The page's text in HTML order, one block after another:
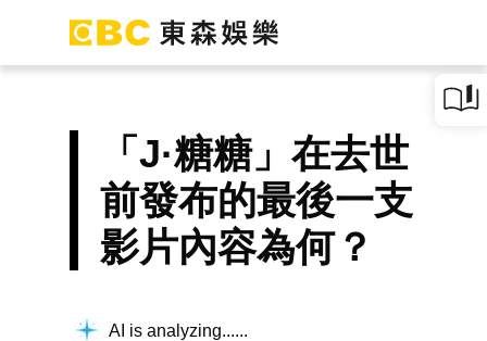
「J·糖糖」在去世
前發布的最後一支
影片內容為何？
AI is analyzing...